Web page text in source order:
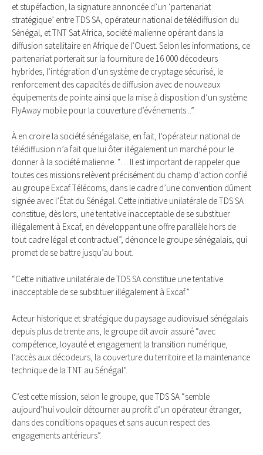
et stupéfaction, la signature annoncée d’un ‘partenariat
stratégique’ entre TDS SA, opérateur national de télédiffusion du
Sénégal, et TNT Sat Africa, société malienne opérant dans la
diffusion satellitaire en Afrique de l’Ouest. Selon les informations, ce
partenariat porterait sur la fourniture de 16 000 décodeurs
hybrides, l’intégration d’un système de cryptage sécurisé, le
renforcement des capacités de diffusion avec de nouveaux
équipements de pointe ainsi que la mise à disposition d’un système
FlyAway mobile pour la couverture d’événements...”.
À en croire la société sénégalaise, en fait, l’opérateur national de
télédiffusion n’a fait que lui ôter illégalement un marché pour le
donner à la société malienne. “… Il est important de rappeler que
toutes ces missions relèvent précisément du champ d’action confié
au groupe Excaf Télécoms, dans le cadre d’une convention dûment
signée avec l’État du Sénégal. Cette initiative unilatérale de TDS SA
constitue, dès lors, une tentative inacceptable de se substituer
illégalement à Excaf, en développant une offre parallèle hors de
tout cadre légal et contractuel”, dénonce le groupe sénégalais, qui
promet de se battre jusqu’au bout.
“Cette initiative unilatérale de TDS SA constitue une tentative
inacceptable de se substituer illégalement à Excaf”
Acteur historique et stratégique du paysage audiovisuel sénégalais
depuis plus de trente ans, le groupe dit avoir assuré “avec
compétence, loyauté et engagement la transition numérique,
l’accès aux décodeurs, la couverture du territoire et la maintenance
technique de la TNT au Sénégal”.
C’est cette mission, selon le groupe, que TDS SA “semble
aujourd’hui vouloir détourner au profit d’un opérateur étranger,
dans des conditions opaques et sans aucun respect des
engagements antérieurs”.